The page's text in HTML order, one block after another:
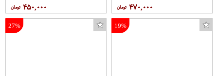
۴۷۰,۰۰۰ ۴۵۰,۰۰۰
19%
27%